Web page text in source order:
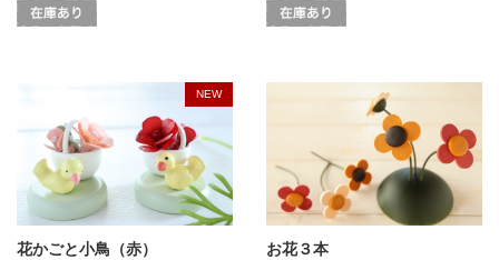
NEW
花かごと小鳥（赤） お花３本